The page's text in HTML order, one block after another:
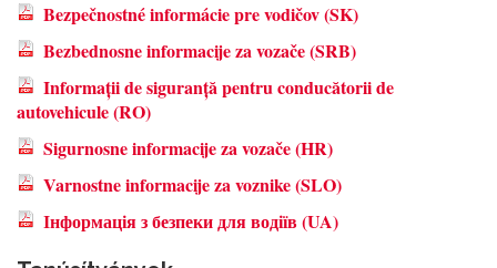
Bezpečnostné informácie pre vodičov (SK)
Bezbednosne informacije za vozače (SRB)
Informații de siguranță pentru conducătorii de
autovehicule (RO)
Sigurnosne informacije za vozače (HR)
Varnostne informacije za voznike (SLO)
Інформація з безпеки для водіїв (UA)